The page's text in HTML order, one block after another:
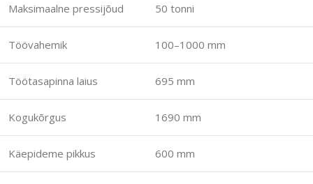
Maksimaalne pressijõud 50 tonni
Töövahemik 100–1000 mm
Töötasapinna laius 695 mm
Kogukõrgus 1690 mm
Käepideme pikkus 600 mm